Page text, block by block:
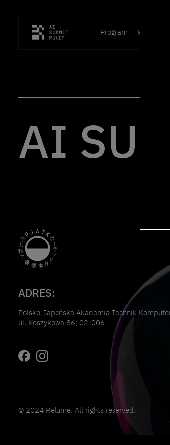
Program Prelegenci
AI
ADRES:
Polsko-Japońska Akademia Technik
ul. Koszykowa 86; 02-006
© 2024 Relume. All rights reserved.